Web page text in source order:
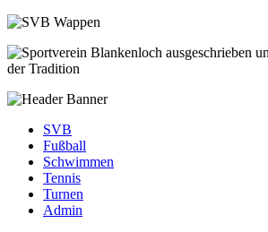
SVB
Fußball
Schwimmen
Tennis
Turnen
Admin